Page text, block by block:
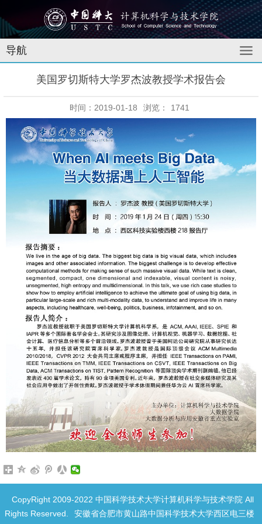
导航
美国罗切斯特大学罗杰波教授学术报告会
时间：2019-01-18 浏览： 1741
CopyRight 2009-2022 中国科学技术大学计算机科学与技术学院 All
Rights Reserved.
安徽省合肥市黄山路中国科学技术大学西区电三楼